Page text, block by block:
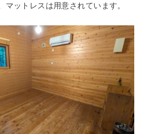
マットレスは用意されています。